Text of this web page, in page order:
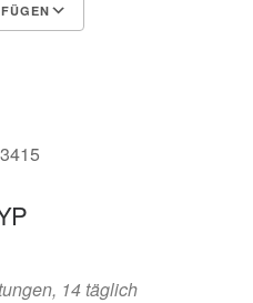
14 täglich